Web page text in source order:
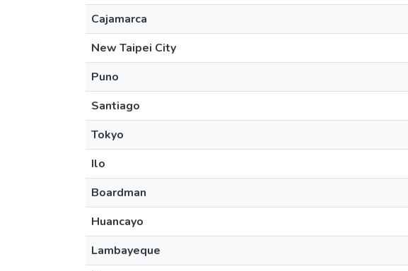
Cajamarca
New Taipei City
Puno
Santiago
Tokyo
Ilo
Boardman
Huancayo
Lambayeque